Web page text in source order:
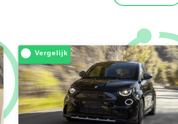
Vergelijk